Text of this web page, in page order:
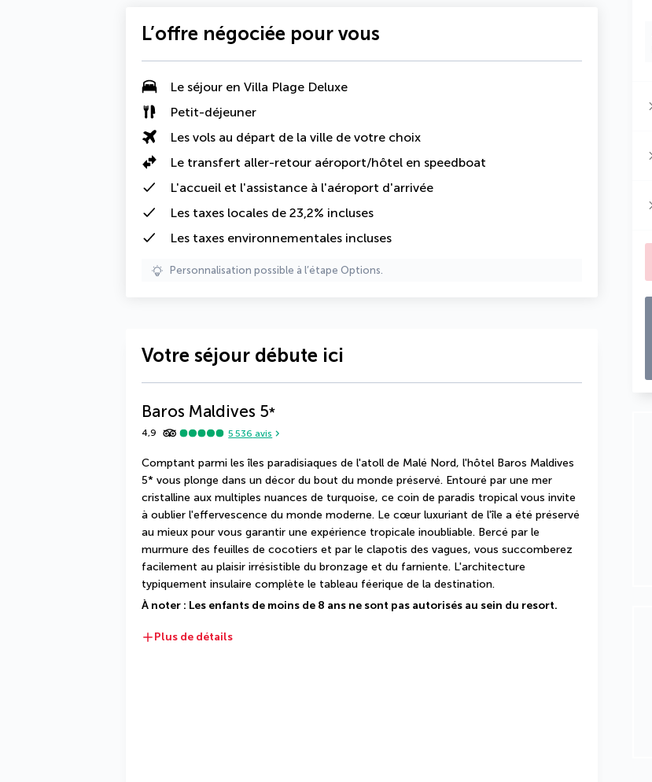
L’offre négociée pour vous
Le séjour en Villa Plage Deluxe
Petit-déjeuner
Les vols au départ de la ville de votre choix
Le transfert aller-retour aéroport/hôtel en speedboat
L'accueil et l'assistance à l'aéroport d'arrivée
Les taxes locales de 23,2% incluses
Les taxes environnementales incluses
Personnalisation possible à l’étape Options.
Votre séjour débute ici
Baros Maldives 5*
4,9 5 536 avis
Comptant parmi les îles paradisiaques de l'atoll de Malé Nord, l'hôtel Baros Maldives
5* vous plonge dans un décor du bout du monde préservé. Entouré par une mer
cristalline aux multiples nuances de turquoise, ce coin de paradis tropical vous invite
à oublier l'effervescence du monde moderne. Le cœur luxuriant de l'île a été préservé
au mieux pour vous garantir une expérience tropicale inoubliable. Bercé par le
murmure des feuilles de cocotiers et par le clapotis des vagues, vous succomberez
facilement au plaisir irrésistible du bronzage et du farniente. L'architecture
typiquement insulaire complète le tableau féerique de la destination.
À noter : Les enfants de moins de 8 ans ne sont pas autorisés au sein du resort.
Plus de détails